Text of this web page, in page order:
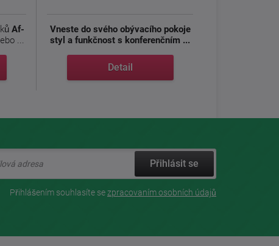
Af-
...
Vneste do svého obývacího pokoje
styl a funkčnost s konferenčním ...
Detail
Přihlásit se
Přihlášením souhlasíte sezpracovaním osobních údajů